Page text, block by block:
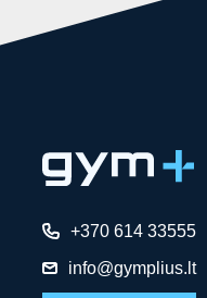
+370 614 33555
info@gymplius.lt